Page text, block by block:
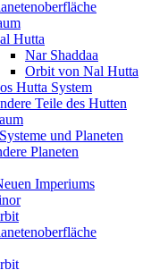
Hutta
Nar Shaddaa
Orbit von Nal Hutta
Hutta System
Teile des Hutten
und Planeten
Planeten
Imperiums